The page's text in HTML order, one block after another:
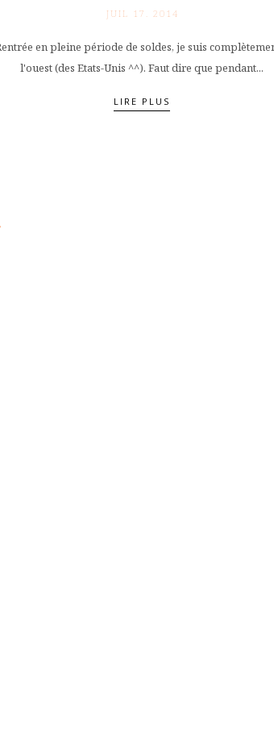
JUIL 17. 2014
en pleine période de soldes, je suis
l'ouest (des Etats-Unis ^^). Faut dire que pendant...
LIRE PLUS